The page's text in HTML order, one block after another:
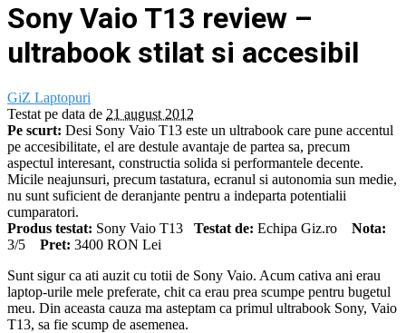
Sony Vaio T13 review –
ultrabook stilat si accesibil
GiZ Laptopuri
Testat pe data de 21 august 2012
Pe scurt: Desi Sony Vaio T13 este un ultrabook care pune accentul
pe accesibilitate, el are destule avantaje de partea sa, precum
aspectul interesant, constructia solida si performantele decente.
Micile neajunsuri, precum tastatura, ecranul si autonomia sun medie,
nu sunt suficient de deranjante pentru a indeparta potentialii
cumparatori.
Produs testat: Sony Vaio T13 Testat de: Echipa Giz.ro
Nota:
3/5 Pret: 3400 RON Lei
Sunt sigur ca ati auzit cu totii de Sony Vaio. Acum cativa ani erau
laptop-urile mele preferate, chit ca erau prea scumpe pentru bugetul
meu. Din aceasta cauza ma asteptam ca primul ultrabook Sony, Vaio
T13, sa fie scump de asemenea.